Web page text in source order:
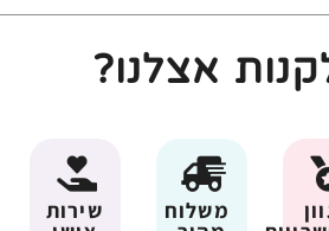
אצלנו?
משלוח שירות